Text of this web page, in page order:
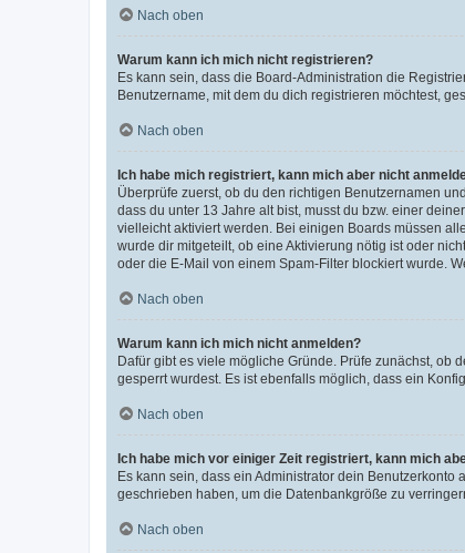
Nach oben
Warum kann ich mich nicht registrieren?
Es kann sein, dass die Board-Administration die
Benutzername, mit dem du dich registrieren möchtest,
Nach oben
Ich habe mich registriert, kann mich aber nicht
Überprüfe zuerst, ob du den richtigen Benutzernamen
dass du unter 13 Jahre alt bist, musst du bzw. einer
vielleicht aktiviert werden. Bei einigen Boards müssen
wurde dir mitgeteilt, ob eine Aktivierung nötig ist oder
oder die E-Mail von einem Spam-Filter blockiert wurde.
Nach oben
Warum kann ich mich nicht anmelden?
Dafür gibt es viele mögliche Gründe. Prüfe zunächst, ob
gesperrt wurdest. Es ist ebenfalls möglich, dass ein
Nach oben
Ich habe mich vor einiger Zeit registriert, kann mich
Es kann sein, dass ein Administrator dein
geschrieben haben, um die Datenbankgröße zu
Nach oben